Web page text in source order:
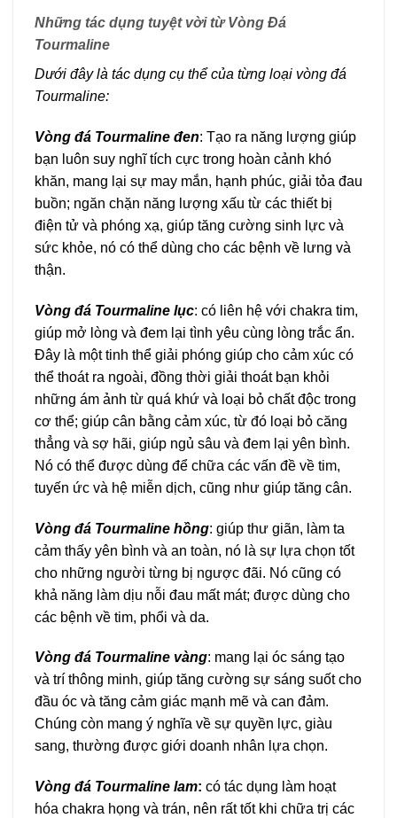
Những tác dụng tuyệt vời từ Vòng Đá
Tourmaline
Dưới đây là tác dụng cụ thể của từng loại vòng đá
Tourmaline:
Vòng đá Tourmaline đen: Tạo ra năng lượng giúp
bạn luôn suy nghĩ tích cực trong hoàn cảnh khó
khăn, mang lại sự may mắn, hạnh phúc, giải tỏa đau
buồn; ngăn chặn năng lượng xấu từ các thiết bị
điện tử và phóng xạ, giúp tăng cường sinh lực và
sức khỏe, nó có thể dùng cho các bệnh về lưng và
thận.
Vòng đá Tourmaline lục: có liên hệ với chakra tim,
giúp mở lòng và đem lại tình yêu cùng lòng trắc ẩn.
Đây là một tinh thể giải phóng giúp cho cảm xúc có
thể thoát ra ngoài, đồng thời giải thoát bạn khỏi
những ám ảnh từ quá khứ và loại bỏ chất độc trong
cơ thể; giúp cân bằng cảm xúc, từ đó loại bỏ căng
thẳng và sợ hãi, giúp ngủ sâu và đem lại yên bình.
Nó có thể được dùng để chữa các vấn đề về tim,
tuyến ức và hệ miễn dịch, cũng như giúp tăng cân.
Vòng đá Tourmaline hồng: giúp thư giãn, làm ta
cảm thấy yên bình và an toàn, nó là sự lựa chọn tốt
cho những người từng bị ngược đãi. Nó cũng có
khả năng làm dịu nỗi đau mất mát; được dùng cho
các bệnh về tim, phổi và da.
Vòng đá Tourmaline vàng: mang lại óc sáng tạo
và trí thông minh, giúp tăng cường sự sáng suốt cho
đầu óc và tăng cảm giác mạnh mẽ và can đảm.
Chúng còn mang ý nghĩa về sự quyền lực, giàu
sang, thường được giới doanh nhân lựa chọn.
Vòng đá Tourmaline lam: có tác dụng làm hoạt
hóa chakra họng và trán, nên rất tốt khi chữa trị các